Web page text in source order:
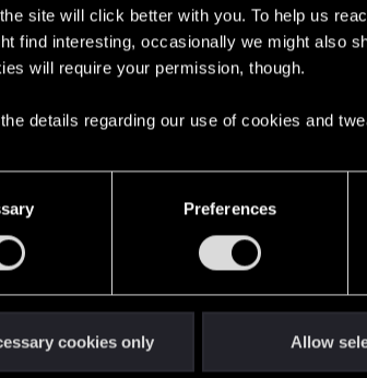
site will click better with you. To help us
find interesting, occasionally we might also
will require your permission, though.
the details regarding our use of cookies and
Preferences
cookies only Allow
lugar?
daremos un par de conciertos en
de gira, visitando ciudades de
conocer más detalles, ya que iremos
cuando empecemos a vender
también recibirán un código especial